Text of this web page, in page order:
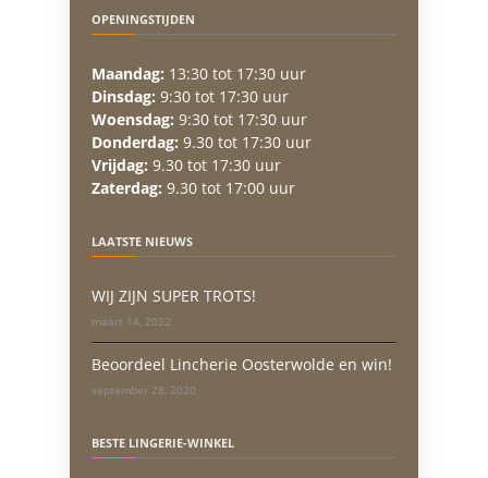
OPENINGSTIJDEN
Maandag: 13:30 tot 17:30 uur
Dinsdag: 9:30 tot 17:30 uur
Woensdag: 9:30 tot 17:30 uur
Donderdag: 9.30 tot 17:30 uur
Vrijdag: 9.30 tot 17:30 uur
Zaterdag: 9.30 tot 17:00 uur
LAATSTE NIEUWS
WIJ ZIJN SUPER TROTS!
maart 14, 2022
Beoordeel Lincherie Oosterwolde en win!
september 28, 2020
BESTE LINGERIE-WINKEL